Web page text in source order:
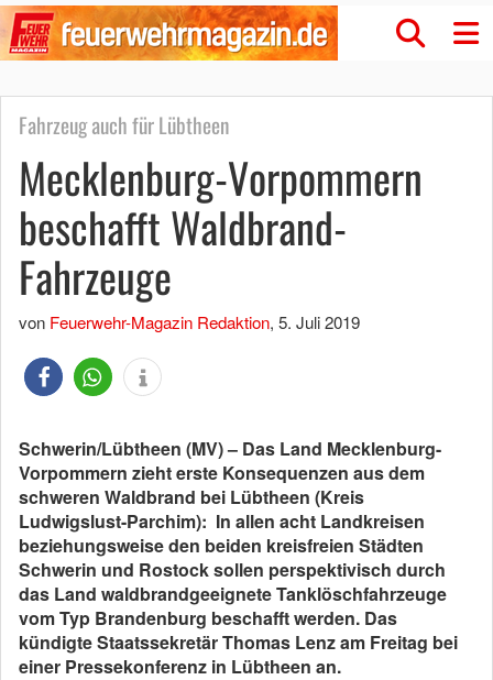
Fahrzeug auch für Lübtheen
Mecklenburg-Vorpommern
beschafft Waldbrand-
Fahrzeuge
von Feuerwehr-Magazin Redaktion, 5. Juli 2019
Schwerin/Lübtheen (MV) – Das Land Mecklenburg-
Vorpommern zieht erste Konsequenzen aus dem
schweren Waldbrand bei Lübtheen (Kreis
Ludwigslust-Parchim): In allen acht Landkreisen
beziehungsweise den beiden kreisfreien Städten
Schwerin und Rostock sollen perspektivisch durch
das Land waldbrandgeeignete Tanklöschfahrzeuge
vom Typ Brandenburg beschafft werden. Das
kündigte Staatssekretär Thomas Lenz am Freitag bei
einer Pressekonferenz in Lübtheen an.